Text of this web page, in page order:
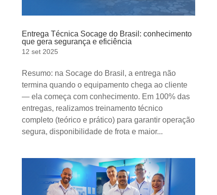
Entrega Técnica Socage do Brasil: conhecimento
que gera segurança e eficiência
12 set 2025
Resumo: na Socage do Brasil, a entrega não
termina quando o equipamento chega ao cliente
— ela começa com conhecimento. Em 100% das
entregas, realizamos treinamento técnico
completo (teórico e prático) para garantir operação
segura, disponibilidade de frota e maior...